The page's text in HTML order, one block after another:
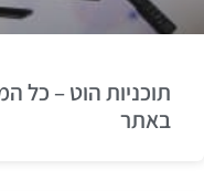
תוכניות הוט – כל
באתר